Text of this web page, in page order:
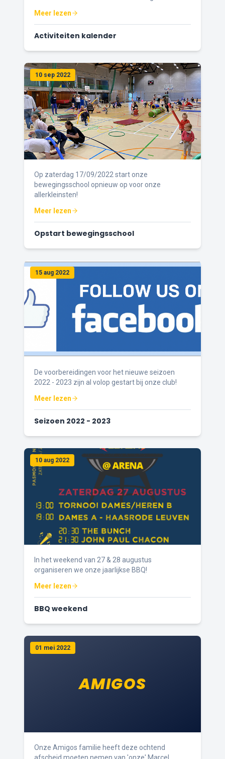
Meer lezen
Activiteiten kalender
10 sep 2022
Op zaterdag 17/09/2022 start onze
bewegingsschool opnieuw op voor onze
allerkleinsten!
Meer lezen
Opstart bewegingsschool
15 aug 2022
De voorbereidingen voor het nieuwe seizoen
2022 - 2023 zijn al volop gestart bij onze club!
Meer lezen
Seizoen 2022 - 2023
10 aug 2022
In het weekend van 27 & 28 augustus
organiseren we onze jaarlijkse BBQ!
Meer lezen
BBQ weekend
AMIGOS
01 mei 2022
Onze Amigos familie heeft deze ochtend